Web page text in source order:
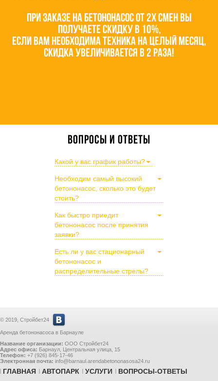
При заказе на бетононасос от 2х смен вы
получаете скидку в 10%,
если вам необходима техника на целый месяц,
скидка увеличивается в 2 раза!
Вопросы и ответы
Какой у вас график работы?
Необходим самый высокий
бетононасос, сколько это будет
стоить?
Как быстро приедит
бетононасос после принятия
заявки?
Есть ли у вас стационарный
бетононасос и
распределительные стрелы?
© 2019, Стройбет24
Аренда бетононасоса в Барнауле
Название организации: ООО Стройбет24
Адрес офиса: Барнаул Центральная улица, 15
Телефон: +7 (926) 845-17-46
Электронная почта: info@barnaul.arendabetononasosa24.ru
ГЛАВНАЯ АВТОПАРК УСЛУГИ ВОПРОСЫ-ОТВЕТЫ